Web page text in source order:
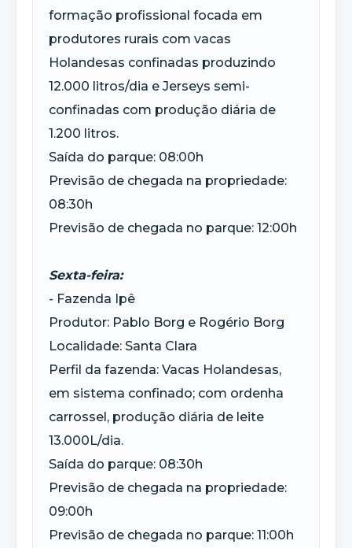
formação profissional focada em
produtores rurais com vacas
Holandesas confinadas produzindo
12.000 litros/dia e Jerseys semi-
confinadas com produção diária de
1.200 litros.
Saída do parque: 08:00h
Previsão de chegada na propriedade:
08:30h
Previsão de chegada no parque: 12:00h
Sexta-feira:
- Fazenda Ipê
Produtor: Pablo Borg e Rogério Borg
Localidade: Santa Clara
Perfil da fazenda: Vacas Holandesas,
em sistema confinado; com ordenha
carrossel, produção diária de leite
13.000L/dia.
Saída do parque: 08:30h
Previsão de chegada na propriedade:
09:00h
Previsão de chegada no parque: 11:00h